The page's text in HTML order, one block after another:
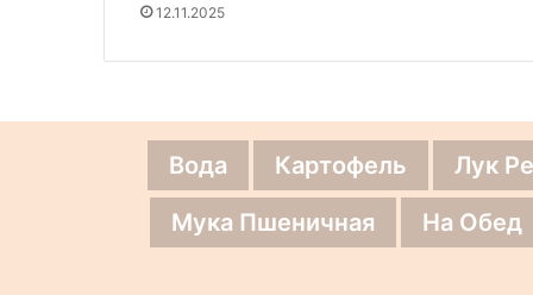
12.11.2025
Вода Картофель Лук
Мука Пшеничная
На Обед